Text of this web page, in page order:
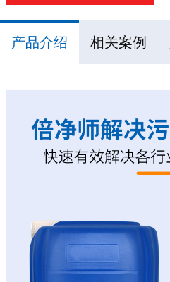
产品介绍 相关案例